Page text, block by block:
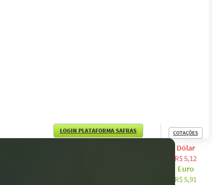
LOGIN PLATAFORMA SAFRAS COTAÇÕES
Dólar
R$ 5,12
Euro
R$ 5,91